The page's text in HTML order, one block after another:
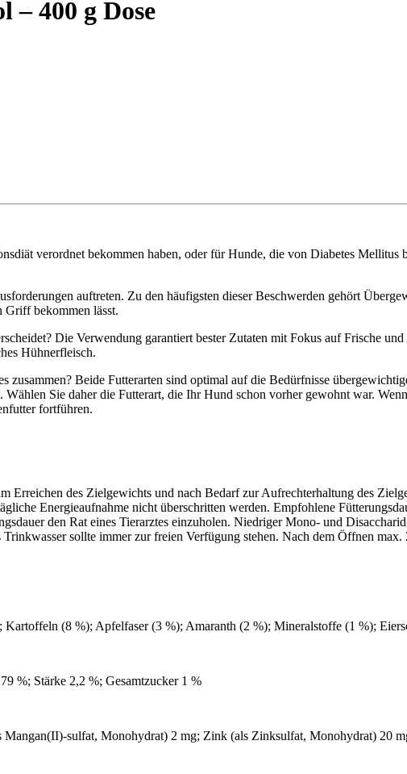
– 400 g Dose
verordnet bekommen haben, oder für Hunde, die von Diabetes
auftreten. Zu den häufigsten dieser Beschwerden gehört
bekommen lässt.
Die Verwendung garantiert bester Zutaten mit Fokus auf Frische
Hühnerfleisch.
zusammen? Beide Futterarten sind optimal auf die Bedürfnisse
Sie daher die Futterart, die Ihr Hund schon vorher gewohnt war.
fortführen.
Erreichen des Zielgewichts und nach Bedarf zur Aufrechterhaltung des
Energieaufnahme nicht überschritten werden. Empfohlene
den Rat eines Tierarztes einzuholen. Niedriger Mono- und
sollte immer zur freien Verfügung stehen. Nach dem Öffnen
(8 %); Apfelfaser (3 %); Amaranth (2 %); Mineralstoffe (1 %);
%; Stärke 2,2 %; Gesamtzucker 1 %
sulfat, Monohydrat) 2 mg; Zink (als Zinksulfat, Monohydrat) 20